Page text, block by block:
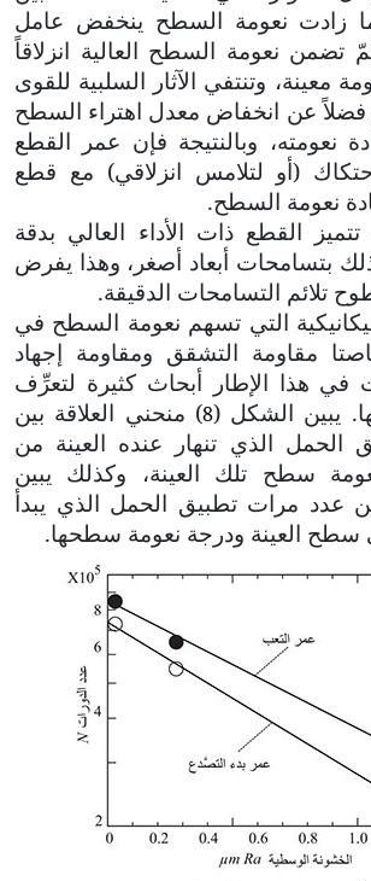
زادت نعومة السطح ينخفض عامل
تضمن نعومة السطح العالية انزلاقاً
معينة، وتنتفي الآثار السلبية للقوى
فضلاً عن انخفاض معدل اهتراء السطح
نعومته، وبالنتيجة فإن عمر القطع
(أو لتلامس انزلاقي) مع قطع
نعومة السطح.
القطع ذات الأداء العالي بدقة
ذلك بتسامحات أبعاد أصغر، وهذا يفرض
تلائم التسامحات الدقيقة.
التي تسهم نعومة السطح في
مقاومة التشقق ومقاومة إجهاد
في هذا الإطار أبحاث كثيرة لتعرِّف
يبين الشكل (8) منحني العلاقة بين
الحمل الذي تنهار عنده العينة من
سطح تلك العينة، وكذلك يبين
عدد مرات تطبيق الحمل الذي يبدأ
العينة ودرجة نعومة سطحها.